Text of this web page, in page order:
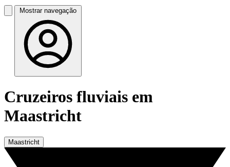
Mostrar navegação
Cruzeiros fluviais em
Maastricht
Maastricht